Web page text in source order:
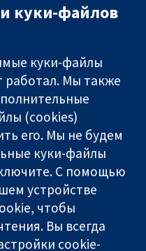
Связаться с
нами
Новости
Пресс-
служба
О нас
Работа
куки-файлов
куки-файлы
работал. Мы также
(cookies)
его. Мы не будем
куки-файлы
С помощью
устройстве
чтобы
Вы всегда
cookie-